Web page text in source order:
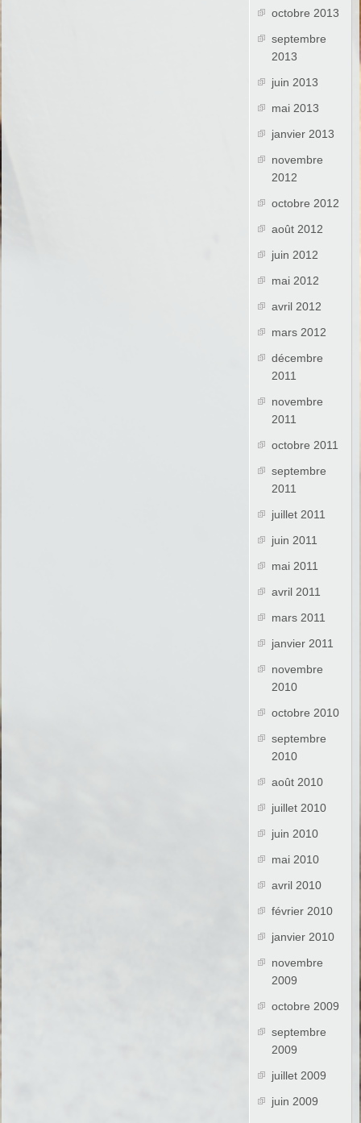
octobre 2013
septembre
2013
juin 2013
mai 2013
janvier 2013
novembre
2012
octobre 2012
août 2012
juin 2012
mai 2012
avril 2012
mars 2012
décembre
2011
novembre
2011
octobre 2011
septembre
2011
juillet 2011
juin 2011
mai 2011
avril 2011
mars 2011
janvier 2011
novembre
2010
octobre 2010
septembre
2010
août 2010
juillet 2010
juin 2010
mai 2010
avril 2010
février 2010
janvier 2010
novembre
2009
octobre 2009
septembre
2009
juillet 2009
juin 2009